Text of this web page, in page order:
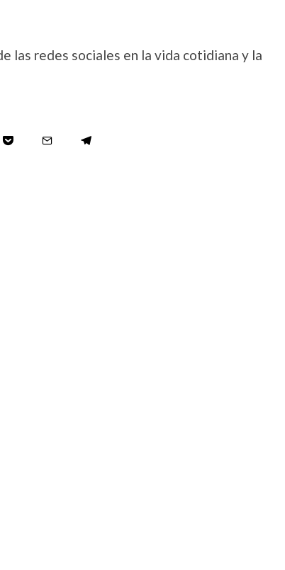
las redes sociales en la vida cotidiana y la